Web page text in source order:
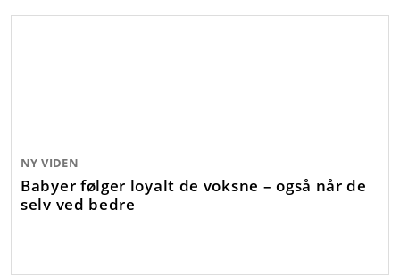
NY VIDEN
Babyer følger loyalt de voksne – også når de
selv ved bedre